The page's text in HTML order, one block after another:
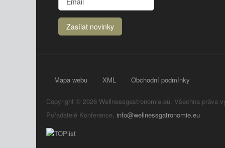
Mapa webu XML Obchodní podmínky
Copyright © 2026 Wellnessgastronomie.eu. Všechna práva
Pořadatelé Konference, info@wellnessgatronomie.eu